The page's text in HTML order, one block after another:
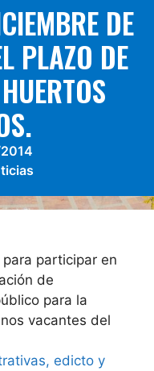
DE
PLAZO DE
participar en
de
para la
vacantes del
edicto y